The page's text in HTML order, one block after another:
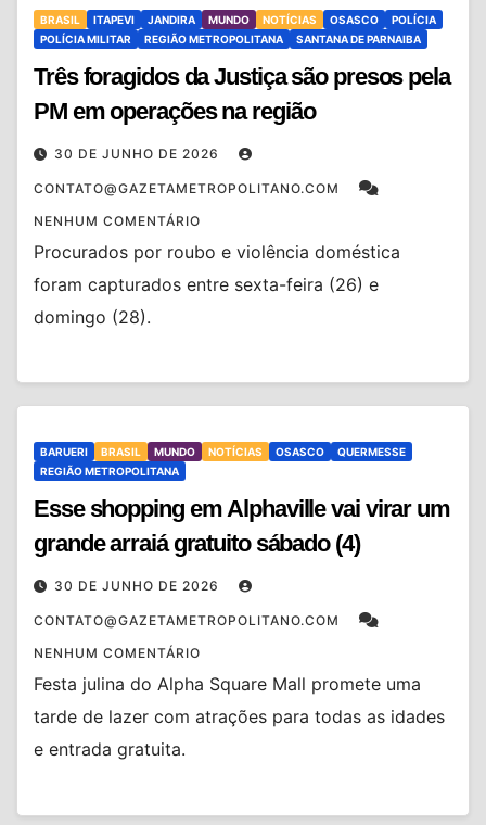
BRASIL ITAPEVI JANDIRA MUNDO NOTÍCIAS OSASCO
POLÍCIA
POLÍCIA MILITAR
REGIÃO METROPOLITANA SANTANA DE PARNAIBA
Três foragidos da Justiça são presos pela
PM em operações na região
30 DE JUNHO DE 2026
CONTATO@GAZETAMETROPOLITANO.COM
NENHUM COMENTÁRIO
Procurados por roubo e violência doméstica
foram capturados entre sexta-feira (26) e
domingo (28).
BARUERI BRASIL MUNDO NOTÍCIAS OSASCO
QUERMESSE
REGIÃO METROPOLITANA
Esse shopping em Alphaville vai virar um
grande arraiá gratuito sábado (4)
30 DE JUNHO DE 2026
CONTATO@GAZETAMETROPOLITANO.COM
NENHUM COMENTÁRIO
Festa julina do Alpha Square Mall promete uma
tarde de lazer com atrações para todas as idades
e entrada gratuita.